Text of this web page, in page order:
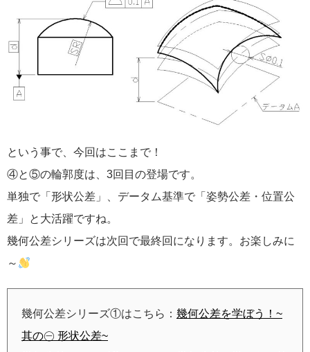
という事で、今回はここまで！
④と⑤の輪郭度は、3回目の登場です。
単独で「形状公差」、データム基準で「姿勢公差・位置公
差」と大活躍ですね。
幾何公差シリーズは次回で最終回になります。お楽しみに
～
幾何公差シリーズ①はこちら： 幾何公差を学ぼう！~
其の㊀ 形状公差~